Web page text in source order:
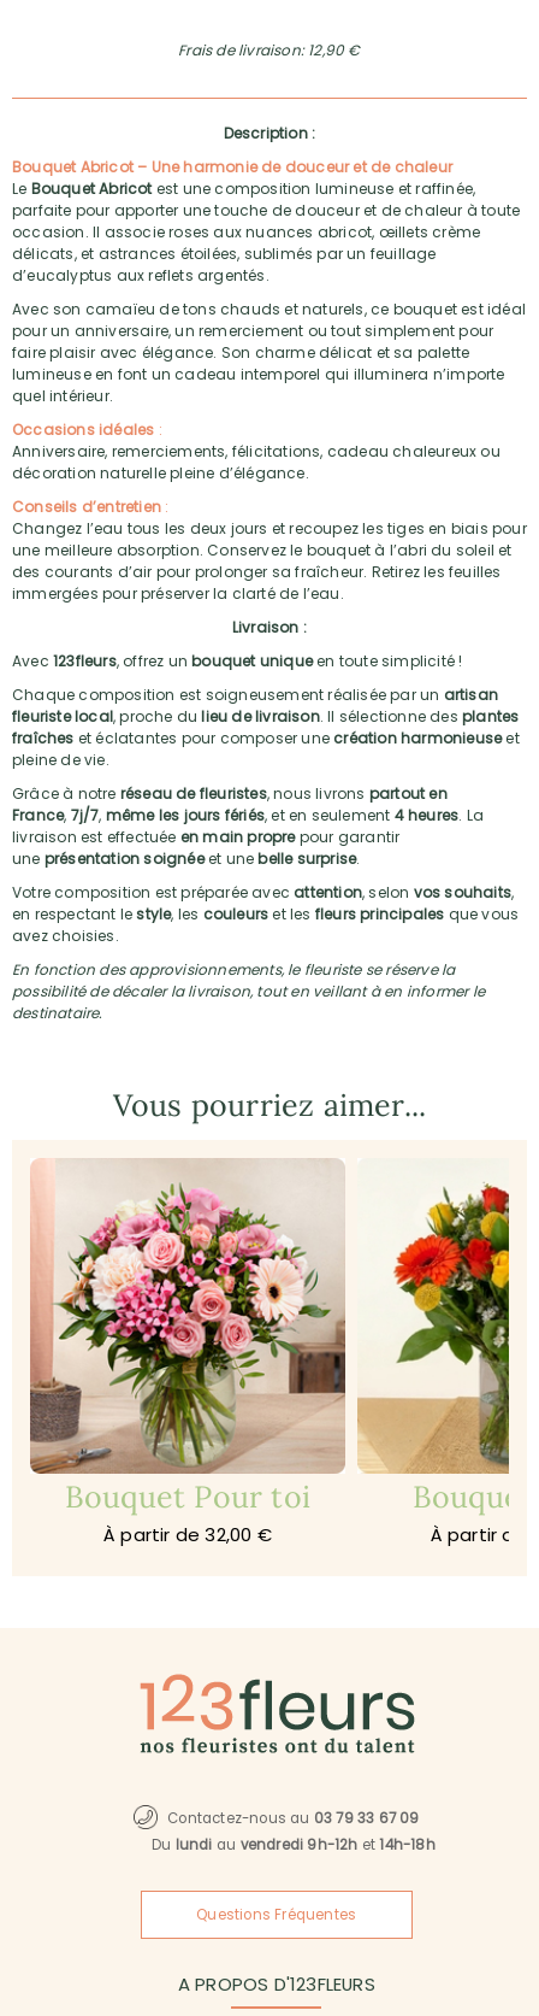
Frais de livraison: 12,90 €
Description :
Bouquet Abricot – Une harmonie de douceur et de chaleur
Le Bouquet Abricotest une composition lumineuse et raffinée,
parfaite pour apporter une touche de douceur et de chaleur à toute
occasion. Il associe roses aux nuances abricot, œillets crème
délicats, et astrances étoilées, sublimés par un feuillage
d’eucalyptus aux reflets argentés.
Avec son camaïeu de tons chauds et naturels, ce bouquet est idéal
pour un anniversaire, un remerciement ou tout simplement pour
faire plaisir avec élégance. Son charme délicat et sa palette
lumineuse en font un cadeau intemporel qui illuminera n’importe
quel intérieur.
Occasions idéales :
Anniversaire, remerciements, félicitations, cadeau chaleureux ou
décoration naturelle pleine d’élégance.
Conseils d’entretien :
Changez l’eau tous les deux jours et recoupez les tiges en biais pour
une meilleure absorption. Conservez le bouquet à l’abri du soleil et
des courants d’air pour prolonger sa fraîcheur. Retirez les feuilles
immergées pour préserver la clarté de l’eau.
Livraison :
Avec 123fleurs, offrez unbouquet uniqueen toute simplicité !
Chaque composition est soigneusement réalisée par un artisan
fleuriste local, proche dulieu de livraison. Il sélectionne desplantes
fraîches et éclatantes pour composer une création harmonieuseet
pleine de vie.
Grâce à notre réseau de fleuristes, nous livrons partout en
France, 7j/7, même les jours fériés, et en seulement 4 heures. La
livraison est effectuée en main proprepour garantir
une présentation soignéeet unebelle surprise.
Votre composition est préparée avec attention, selon vos souhaits,
en respectant lestyle, les couleurset les fleurs principales que vous
avez choisies.
En fonction des approvisionnements, le fleuriste se réserve la
possibilité de décaler la livraison, tout en veillant à en informer le
destinataire.
Vous pourriez aimer...
Bouquet Pour toi
À partir de 32,00 € À partir de
Contactez-nous au 03 79 33 67 09
Du lundi au vendredi 9h-12h et14h-18h
Questions Fréquentes
A PROPOS D'123FLEURS